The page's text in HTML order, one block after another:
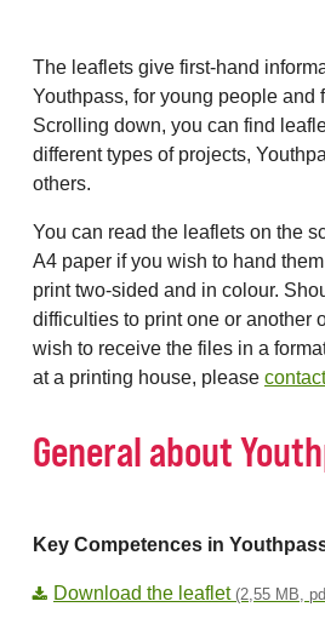
The leaflets give first-hand
Youthpass, for young people and
Scrolling down, you can find
different types of projects,
others.
You can read the leaflets on the
A4 paper if you wish to hand
print two-sided and in colour.
difficulties to print one or another
wish to receive the files in a
at a printing house, please
General about
Key Competences in
Download the leaflet (2,55 MB,